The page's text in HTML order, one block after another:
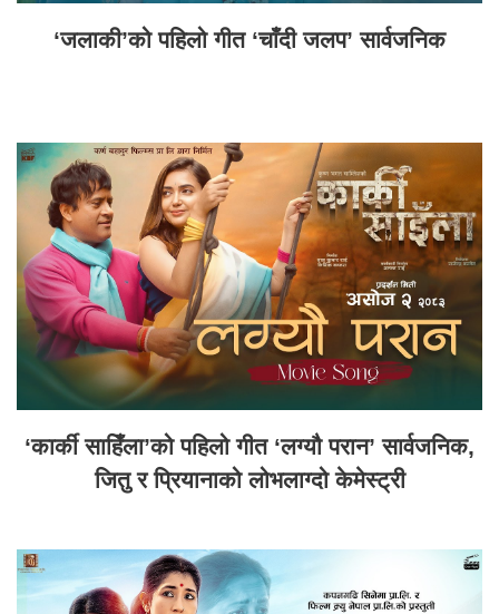
‘जलाकी’को पहिलो गीत ‘चाँदी जलप’ सार्वजनिक
‘कार्की साहिँला’को पहिलो गीत ‘लग्यौ परान’ सार्वजनिक,
जितु र प्रियानाको लोभलाग्दो केमेस्ट्री